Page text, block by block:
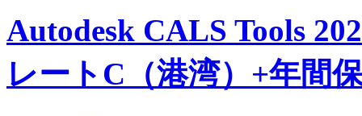
Autodesk CALS Tools
レートC（港湾）+年間